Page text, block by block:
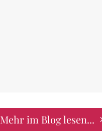
Mehr im Blog lesen...